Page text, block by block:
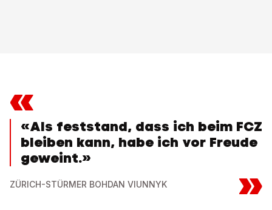
«
«Als feststand, dass ich beim FCZ
bleiben kann, habe ich vor Freude
geweint.»
ZÜRICH-STÜRMER BOHDAN VIUNNYK »